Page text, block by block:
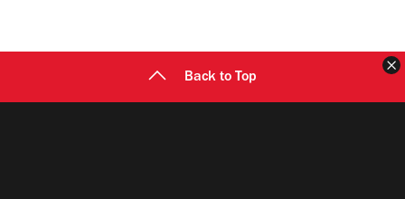
Back to Top